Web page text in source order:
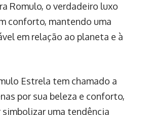
Romulo, o verdadeiro luxo
conforto, mantendo uma
em relação ao planeta e à
Estrela tem chamado a
por sua beleza e conforto,
simbolizar uma tendência